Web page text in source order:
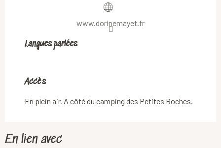
www.dorinemayet.fr
Langues parlées
Langues parlées
Accès
Accès
En plein air. A côté du camping des Petites Roches.
En lien avec